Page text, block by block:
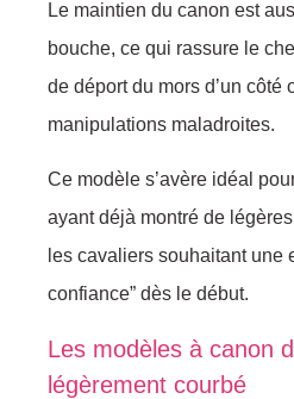
Le maintien du canon est
bouche, ce qui rassure le
de déport du mors d’un côté
manipulations maladroites.
Ce modèle s’avère idéal
ayant déjà montré de
les cavaliers souhaitant une
confiance” dès le début.
Les modèles à canon
légèrement courbé